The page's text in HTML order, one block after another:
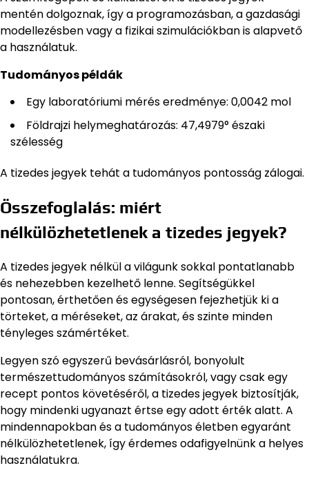
mentén dolgoznak, így a programozásban, a gazdasági
modellezésben vagy a fizikai szimulációkban is alapvető
a használatuk.
Tudományos példák
Egy laboratóriumi mérés eredménye: 0,0042 mol
Földrajzi helymeghatározás: 47,4979° északi
szélesség
A tizedes jegyek tehát a tudományos pontosság zálogai.
Összefoglalás: miért
nélkülözhetetlenek a tizedes jegyek?
A tizedes jegyek nélkül a világunk sokkal pontatlanabb
és nehezebben kezelhető lenne. Segítségükkel
pontosan, érthetően és egységesen fejezhetjük ki a
törteket, a méréseket, az árakat, és szinte minden
tényleges számértéket.
Legyen szó egyszerű bevásárlásról, bonyolult
természettudományos számításokról, vagy csak egy
recept pontos követéséről, a tizedes jegyek biztosítják,
hogy mindenki ugyanazt értse egy adott érték alatt. A
mindennapokban és a tudományos életben egyaránt
nélkülözhetetlenek, így érdemes odafigyelnünk a helyes
használatukra.